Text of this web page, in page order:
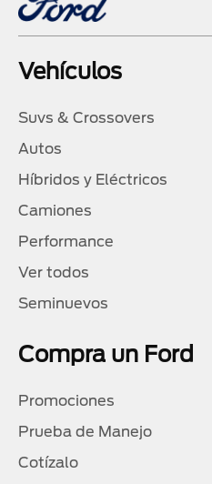
Vehículos
Suvs & Crossovers
Autos
Híbridos y Eléctricos
Camiones
Performance
Ver todos
Seminuevos
Compra un Ford
Promociones
Prueba de Manejo
Cotízalo